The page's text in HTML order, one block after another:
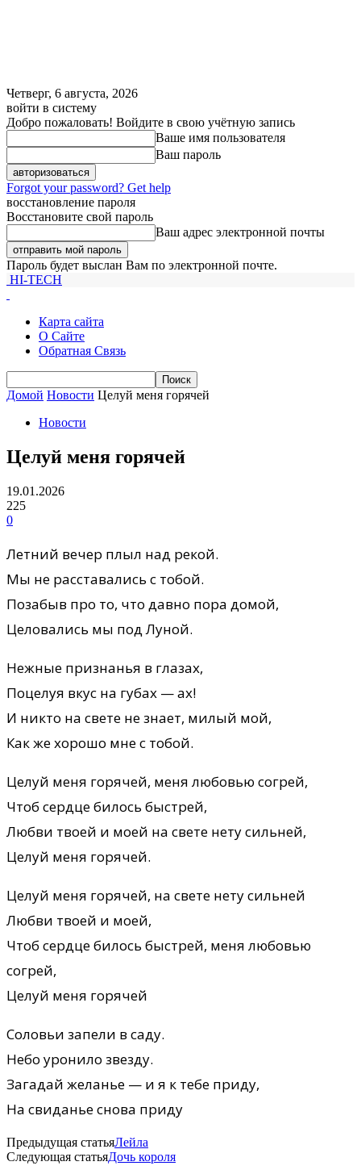
Четверг, 6 августа, 2026
войти в систему
Добро пожаловать! Войдите в свою учётную запись
Ваше имя пользователя
Ваш пароль
Forgot your password? Get help
восстановление пароля
Восстановите свой пароль
Ваш адрес электронной почты
Пароль будет выслан Вам по электронной почте.
HI-TECH
Карта сайта
О Сайте
Обратная Связь
Домой Новости Целуй меня горячей
Новости
Целуй меня горячей
19.01.2026
225
0
Летний вечер плыл над рекой.
Мы не расставались с тобой.
Позабыв про то, что давно пора домой,
Целовались мы под Луной.
Нежные признанья в глазах,
Поцелуя вкус на губах — ах!
И никто на свете не знает, милый мой,
Как же хорошо мне с тобой.
Целуй меня горячей, меня любовью согрей,
Чтоб сердце билось быстрей,
Любви твоей и моей на свете нету сильней,
Целуй меня горячей.
Целуй меня горячей, на свете нету сильней
Любви твоей и моей,
Чтоб сердце билось быстрей, меня любовью
согрей,
Целуй меня горячей
Соловьи запели в саду.
Небо уронило звезду.
Загадай желанье — и я к тебе приду,
На свиданье снова приду
Предыдущая статьяЛейла
Следующая статьяДочь короля